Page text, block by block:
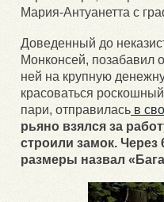
Мария-Антуанетта с
Доведенный до
Монконсей, позабавил
ней на крупную
красоваться
пари, отправилась в
рьяно взялся за
строили замок.
размеры назвал